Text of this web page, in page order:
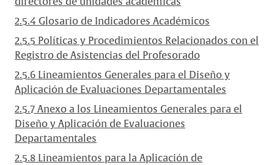
2.5.4 Glosario de Indicadores Académicos
2.5.5 Políticas y Procedimientos Relacionados con el
Registro de Asistencias del Profesorado
2.5.6 Lineamientos Generales para el Diseño y
Aplicación de Evaluaciones Departamentales
2.5.7 Anexo a los Lineamientos Generales para el
Diseño y Aplicación de Evaluaciones
Departamentales
2.5.8 Lineamientos para la Aplicación de